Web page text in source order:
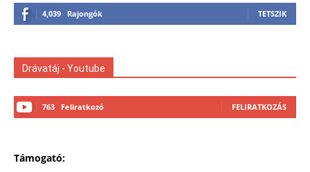
4,039 Rajongók TETSZIK
Drávatáj - Youtube
763 Feliratkozó FELIRATKOZÁS
Támogató: